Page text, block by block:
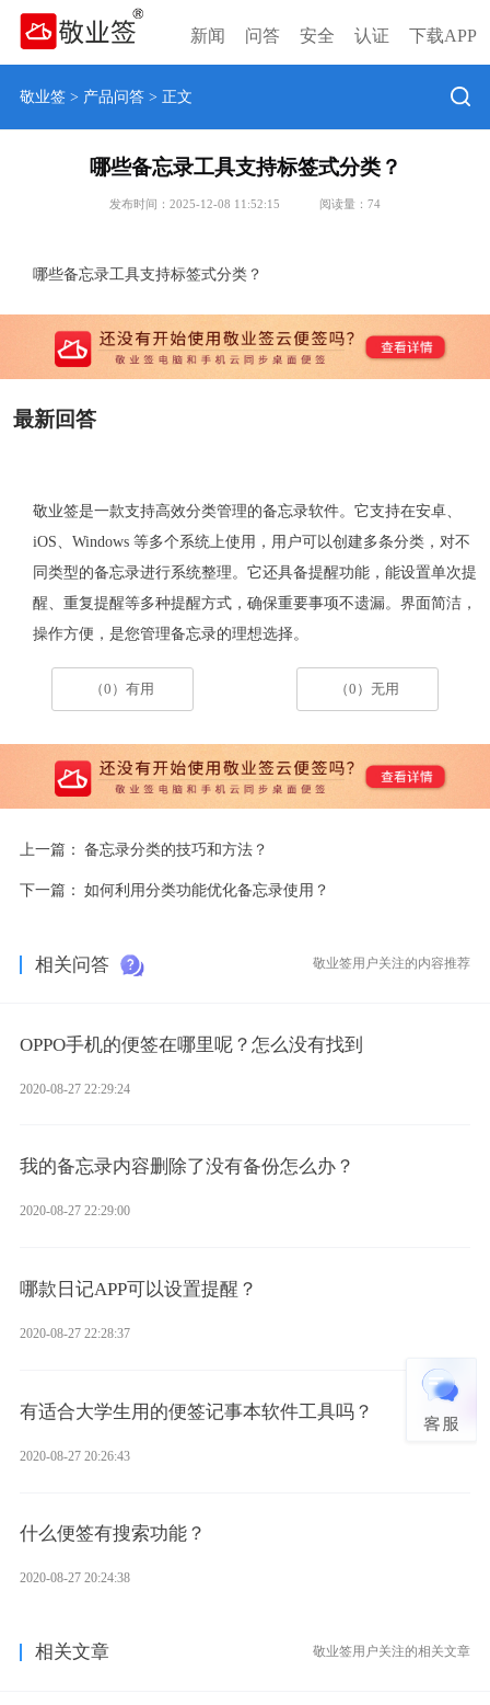
新闻 问答 安全 认证 下载APP
敬业签> 产品问答> 正文
哪些备忘录工具支持标签式分类？
发布时间：2025-12-08 11:52:15 阅读量： 74
哪些备忘录工具支持标签式分类？
最新回答
敬业签是一款支持高效分类管理的备忘录软件。它支持在安卓、
iOS
Windows 等多个系统上使用，用户可以创建多条分类，对不
同类型的备忘录进行系统整理。它还具备提醒功能，能设置单次提
醒、重复提醒等多种提醒方式，确保重要事项不遗漏。界面简洁，
操作方便，是您管理备忘录的理想选择。
（0）有用 （0）无用
上一篇： 备忘录分类的技巧和方法？
下一篇： 如何利用分类功能优化备忘录使用？
相关问答 敬业签用户关注的内容推荐
OPPO手机的便签在哪里呢？怎么没有找到
2020-08-27 22:29:24
我的备忘录内容删除了没有备份怎么办？
2020-08-27 22:29:00
哪款日记APP可以设置提醒？
2020-08-27 22:28:37
有适合大学生用的便签记事本软件工具吗？
2020-08-27 20:26:43
什么便签有搜索功能？
2020-08-27 20:24:38
相关文章 敬业签用户关注的相关文章